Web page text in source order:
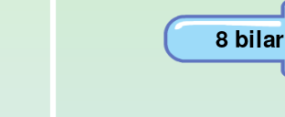
8 bilar